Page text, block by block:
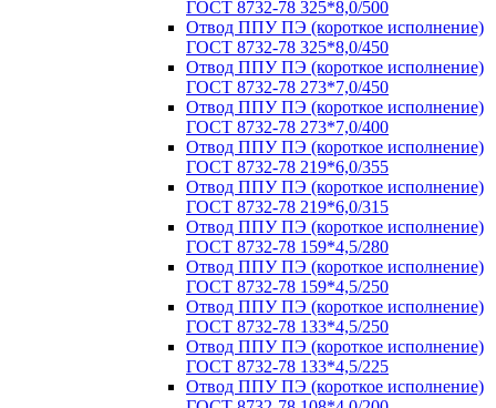
ГОСТ 8732-78 325*8,0/500
Отвод ППУ ПЭ (короткое исполнение)
ГОСТ 8732-78 325*8,0/450
Отвод ППУ ПЭ (короткое исполнение)
ГОСТ 8732-78 273*7,0/450
Отвод ППУ ПЭ (короткое исполнение)
ГОСТ 8732-78 273*7,0/400
Отвод ППУ ПЭ (короткое исполнение)
ГОСТ 8732-78 219*6,0/355
Отвод ППУ ПЭ (короткое исполнение)
ГОСТ 8732-78 219*6,0/315
Отвод ППУ ПЭ (короткое исполнение)
ГОСТ 8732-78 159*4,5/280
Отвод ППУ ПЭ (короткое исполнение)
ГОСТ 8732-78 159*4,5/250
Отвод ППУ ПЭ (короткое исполнение)
ГОСТ 8732-78 133*4,5/250
Отвод ППУ ПЭ (короткое исполнение)
ГОСТ 8732-78 133*4,5/225
Отвод ППУ ПЭ (короткое исполнение)